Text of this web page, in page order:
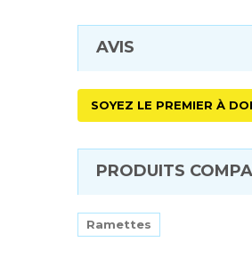
AVIS
SOYEZ LE PREMIER À
PRODUITS
Ramettes